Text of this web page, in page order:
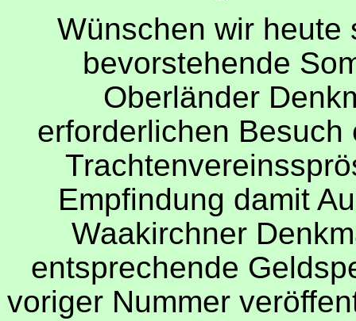
Wünschen wir heute
bevorstehende
Oberländer
erforderlichen
Empfindung damit
Waakirchner
entsprechende
voriger Nummer